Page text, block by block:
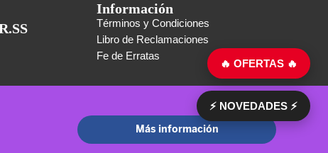
Información
Términos y Condiciones
Libro de Reclamaciones
Fe de Erratas
🔥 OFERTAS 🔥
⚡ NOVEDADES ⚡